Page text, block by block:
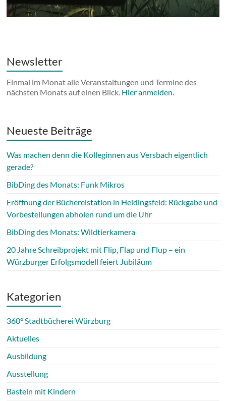
Newsletter
Einmal im Monat alle Veranstaltungen und Termine des
nächsten Monats auf einen Blick. Hier anmelden.
Neueste Beiträge
Was machen denn die Kolleginnen aus Versbach eigentlich
gerade?
BibDing des Monats: Funk Mikros
Eröffnung der Büchereistation in Heidingsfeld: Rückgabe und
Vorbestellungen abholen rund um die Uhr
BibDing des Monats: Wildtierkamera
20 Jahre Schreibprojekt mit Flip, Flap und Flup – ein
Würzburger Erfolgsmodell feiert Jubiläum
Kategorien
360° Stadtbücherei Würzburg
Aktuelles
Ausbildung
Ausstellung
Basteln mit Kindern